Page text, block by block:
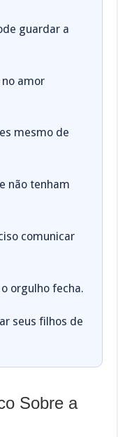
guardar a
amor
mesmo de
não tenham
comunicar
orgulho fecha.
seus filhos de
Sobre a